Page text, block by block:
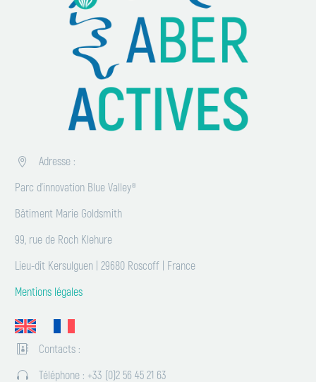


Adresse :
Parc d’innovation Blue Valley®
Bâtiment Marie Goldsmith
99, rue de Roch Klehure
Lieu-dit Kersulguen | 29680 Roscoff | France
Mentions légales

 Contacts :

 Téléphone : +33 (0)2 56 45 21 63